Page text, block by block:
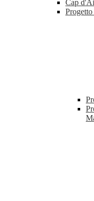
Cap